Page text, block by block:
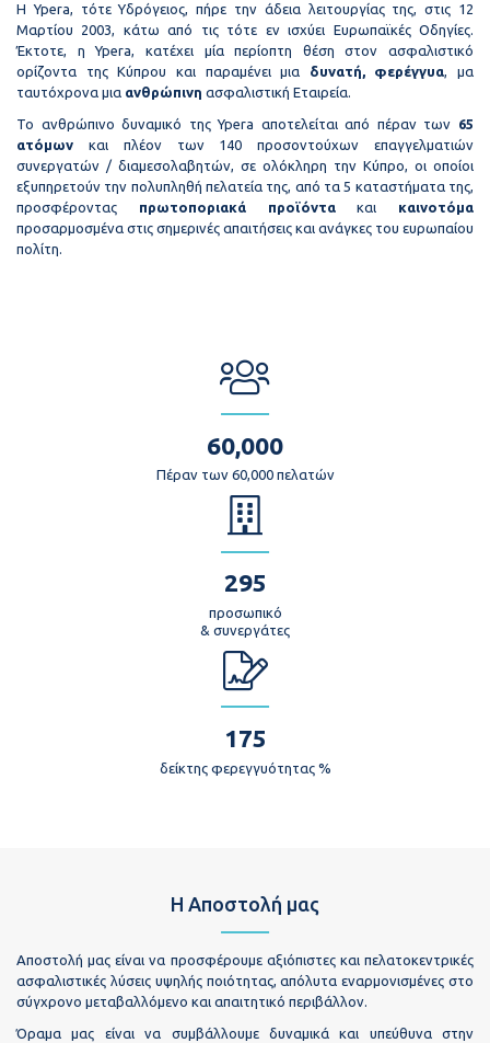
Η Ypera, τότε Υδρόγειος, πήρε την άδεια λειτουργίας της, στις 12
Μαρτίου 2003, κάτω από τις τότε εν ισχύει Ευρωπαϊκές Οδηγίες.
Έκτοτε, η Ypera, κατέχει μία περίοπτη θέση στον ασφαλιστικό
ορίζοντα της Κύπρου και παραμένει μια δυνατή, φερέγγυα, μα
ταυτόχρονα μια ανθρώπινη ασφαλιστική Εταιρεία.
Το ανθρώπινο δυναμικό της Ypera αποτελείται από πέραν των 65
ατόμων και πλέον των 140 προσοντούχων επαγγελματιών
συνεργατών / διαμεσολαβητών, σε ολόκληρη την Κύπρο, οι οποίοι
εξυπηρετούν την πολυπληθή πελατεία της, από τα 5 καταστήματα της,
προσφέροντας πρωτοποριακά προϊόντακαι καινοτόμα
προσαρμοσμένα στις σημερινές απαιτήσεις και ανάγκες του ευρωπαίου
πολίτη.
60,000
Πέραν των 60,000 πελατών
295
προσωπικό
& συνεργάτες
175
δείκτης φερεγγυότητας %
Η Αποστολή μας
Αποστολή μας είναι να προσφέρουμε αξιόπιστες και πελατοκεντρικές
ασφαλιστικές λύσεις υψηλής ποιότητας, απόλυτα εναρμονισμένες στο
σύγχρονο μεταβαλλόμενο και απαιτητικό περιβάλλον.
Όραμα μας είναι να συμβάλλουμε δυναμικά και υπεύθυνα στην